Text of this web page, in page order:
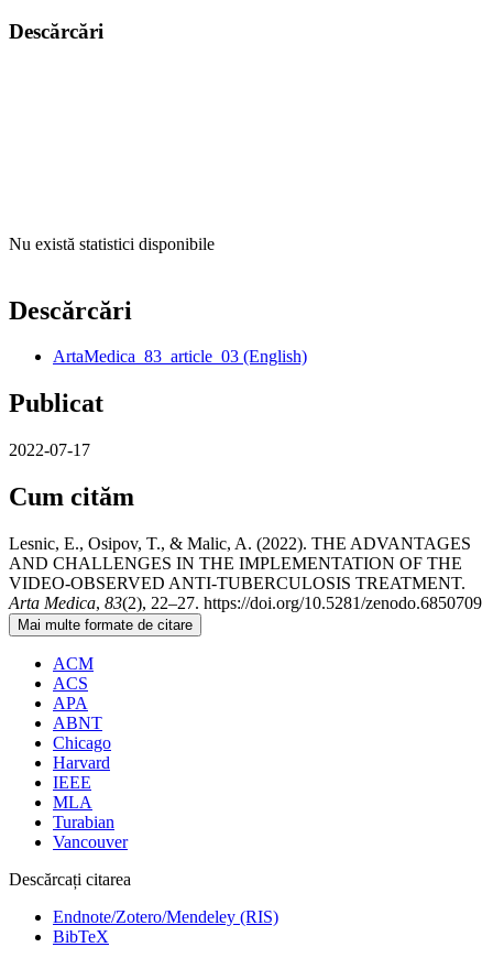
Descărcări
Nu există statistici disponibile
Descărcări
ArtaMedica_83_article_03 (English)
Publicat
2022-07-17
Cum cităm
Lesnic, E., Osipov, T., & Malic, A. (2022). THE ADVANTAGES
AND CHALLENGES IN THE IMPLEMENTATION OF THE
VIDEO-OBSERVED ANTI-TUBERCULOSIS TREATMENT.
Arta Medica, 83(2), 22–27. https://doi.org/10.5281/zenodo.6850709
Mai multe formate de citare
ACM
ACS
APA
ABNT
Chicago
Harvard
IEEE
MLA
Turabian
Vancouver
Descărcați citarea
Endnote/Zotero/Mendeley (RIS)
BibTeX